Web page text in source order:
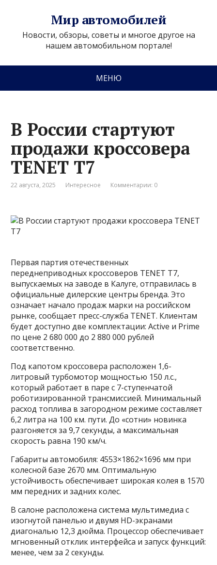
Мир автомобилей
Новости, обзоры, советы и многое другое на
нашем автомобильном портале!
МЕНЮ
В России стартуют
продажи кроссовера
TENET T7
22 августа, 2025 Интересное Комментарии: 0
Первая партия отечественных
переднеприводных кроссоверов TENET T7,
выпускаемых на заводе в Калуге, отправилась в
официальные дилерские центры бренда. Это
означает начало продаж марки на российском
рынке, сообщает пресс-служба TENET. Клиентам
будет доступно две комплектации: Active и Prime
по цене 2 680 000 до 2 880 000 рублей
соответственно.
Под капотом кроссовера расположен 1,6-
литровый турбомотор мощностью 150 л.с.,
который работает в паре с 7-ступенчатой
роботизированной трансмиссией. Минимальный
расход топлива в загородном режиме составляет
6,2 литра на 100 км. пути. До «сотни» новинка
разгоняется за 9,7 секунды, а максимальная
скорость равна 190 км/ч.
Габариты автомобиля: 4553×1862×1696 мм при
колесной базе 2670 мм. Оптимальную
устойчивость обеспечивает широкая колея в 1570
мм передних и задних колес.
В салоне расположена система мультимедиа с
изогнутой панелью и двумя HD-экранами
диагональю 12,3 дюйма. Процессор обеспечивает
мгновенный отклик интерфейса и запуск функций:
менее, чем за 2 секунды.